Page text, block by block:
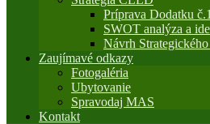
Príprava Dodatku
SWOT analýza a
Návrh
Zaujímavé odkazy
Fotogaléria
Ubytovanie
Spravodaj MAS
Kontakt